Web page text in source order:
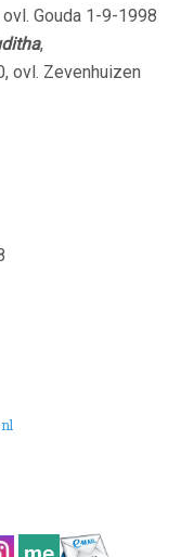
Gouda 1-9-1998
,
ovl. Zevenhuizen